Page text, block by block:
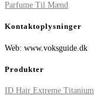
Parfume Til Mænd
Kontaktoplysninger
Web: www.voksguide.dk
Produkter
ID Hair Extreme Titanium